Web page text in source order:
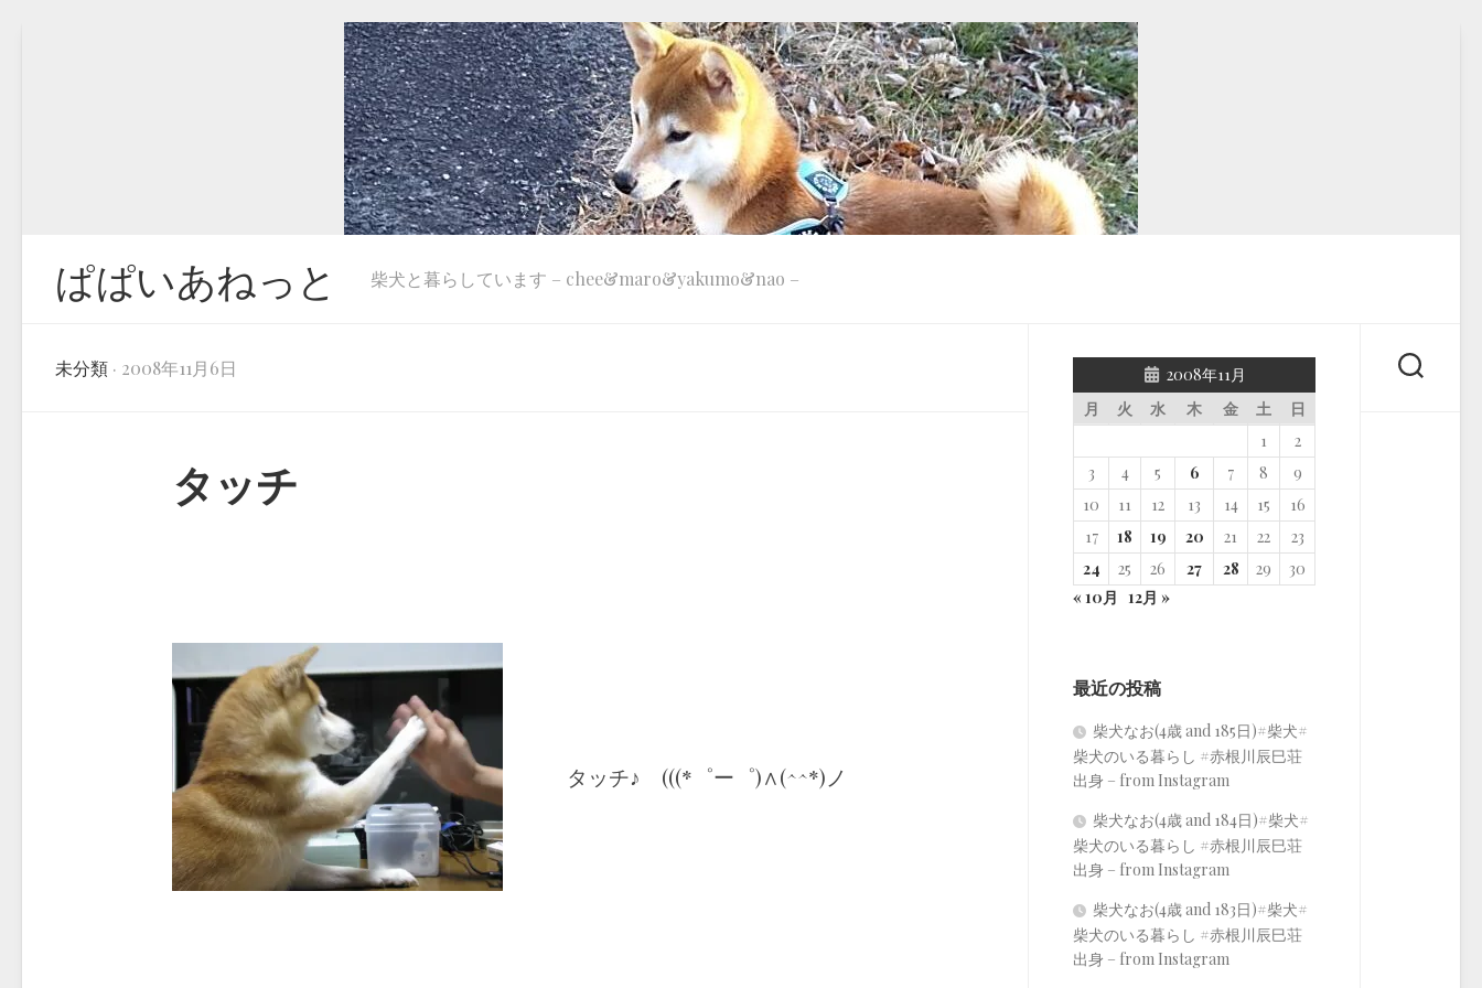
ぱぱいあねっと 柴犬と暮らしています – chee&maro&yakumo&nao –
未分類 · 2008年11月6日
タッチ
タッチ♪ (((*゜ー゜)∧(^^*)ノ
2008年11月
月
火 水 木 金 土
日
1
2
3
4 5 6 7 8
9
10
11 12 13 14 15
16
17
18 19 20 21 22
23
24
25 26 27 28 29
30
« 10月 12月 »
最近の投稿
柴犬なお(4歳 and 185日)#柴犬#
柴犬のいる暮らし #赤根川辰巳荘
出身 – from Instagram
柴犬なお(4歳 and 184日)#柴犬#
柴犬のいる暮らし #赤根川辰巳荘
出身 – from Instagram
柴犬なお(4歳 and 183日)#柴犬#
柴犬のいる暮らし #赤根川辰巳荘
出身 – from Instagram